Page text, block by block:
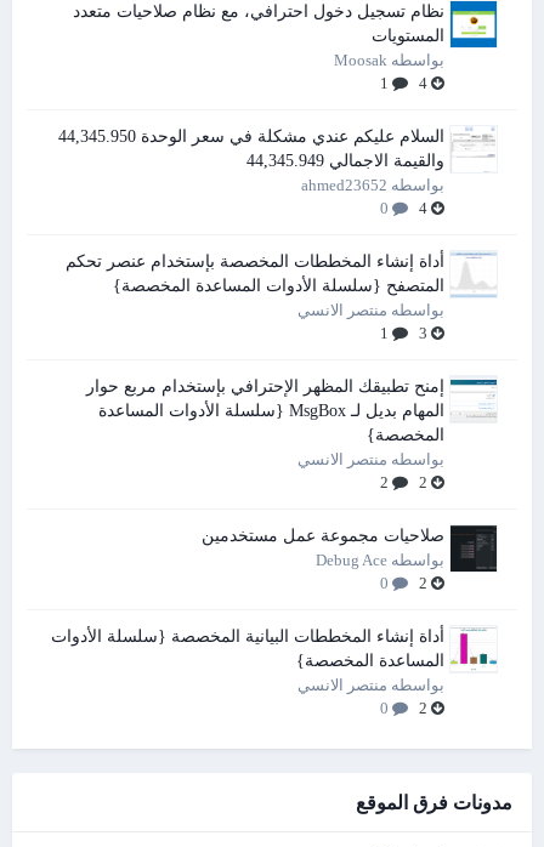
نظام تسجيل دخول احترافي، مع نظام صلاحيات متعدد
المستويات
بواسطهMoosak
4
1
السلام عليكم عندي مشكلة في سعر الوحدة 44,345.950
والقيمة الاجمالي 44,345.949
بواسطهahmed23652
4
0
أداة إنشاء المخططات المخصصة بإستخدام عنصر تحكم
المتصفح {سلسلة الأدوات المساعدة المخصصة}
بواسطهمنتصر الانسي
3
1
إمنح تطبيقك المظهر الإحترافي بإستخدام مربع حوار
المهام بديل لـ MsgBox {سلسلة الأدوات المساعدة
المخصصة}
بواسطهمنتصر الانسي
2
2
صلاحيات مجموعة عمل مستخدمين
بواسطهDebug Ace
2
0
أداة إنشاء المخططات البيانية المخصصة {سلسلة الأدوات
المساعدة المخصصة}
بواسطهمنتصر الانسي
2
0
مدونات فرق الموقع